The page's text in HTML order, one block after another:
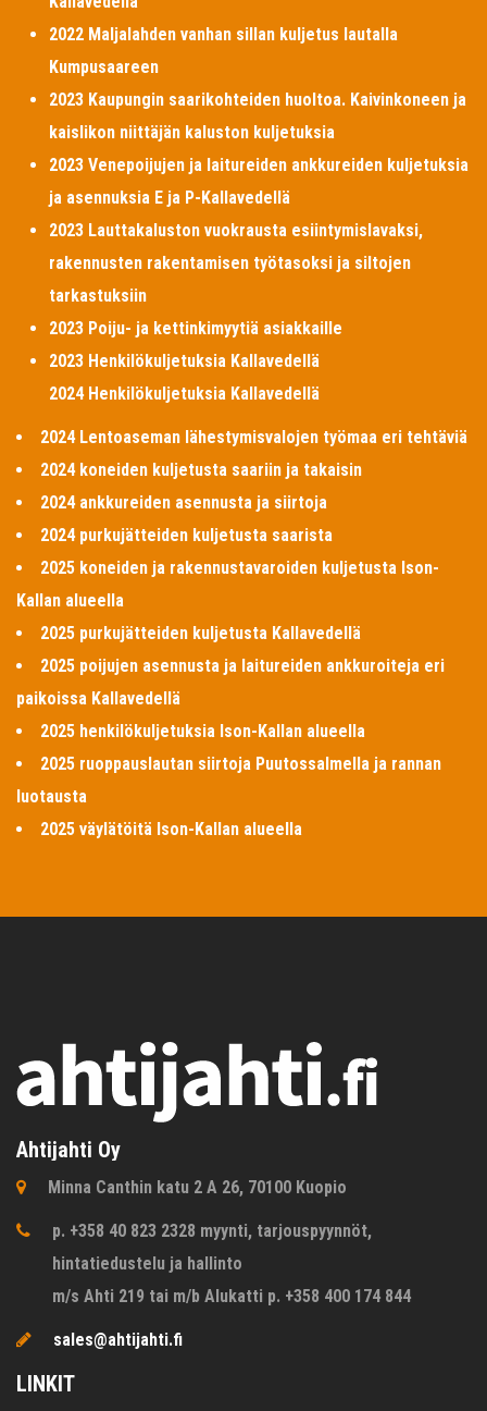
2022 Maljalahden vanhan sillan kuljetus lautalla
Kumpusaareen
2023 Kaupungin saarikohteiden huoltoa. Kaivinkoneen ja
kaislikon niittäjän kaluston kuljetuksia
2023 Venepoijujen ja laitureiden ankkureiden kuljetuksia
ja asennuksia E ja P-Kallavedellä
2023 Lauttakaluston vuokrausta esiintymislavaksi,
rakennusten rakentamisen työtasoksi ja siltojen
tarkastuksiin
2023 Poiju- ja kettinkimyytiä asiakkaille
2023 Henkilökuljetuksia Kallavedellä
2024 Henkilökuljetuksia Kallavedellä
2024 Lentoaseman lähestymisvalojen työmaa eri tehtäviä
2024 koneiden kuljetusta saariin ja takaisin
2024 ankkureiden asennusta ja siirtoja
2024 purkujätteiden kuljetusta saarista
2025 koneiden ja rakennustavaroiden kuljetusta Ison-
Kallan alueella
2025 purkujätteiden kuljetusta Kallavedellä
2025 poijujen asennusta ja laitureiden ankkuroiteja eri
paikoissa Kallavedellä
2025 henkilökuljetuksia Ison-Kallan alueella
2025 ruoppauslautan siirtoja Puutossalmella ja rannan
luotausta
2025 väylätöitä Ison-Kallan alueella
Ahtijahti Oy
Minna Canthin katu 2 A 26, 70100 Kuopio
p. +358 40 823 2328 myynti, tarjouspyynnöt,
hintatiedustelu ja hallinto
m/s Ahti 219 tai m/b Alukatti p. +358 400 174 844
sales@ahtijahti.fi
LINKIT